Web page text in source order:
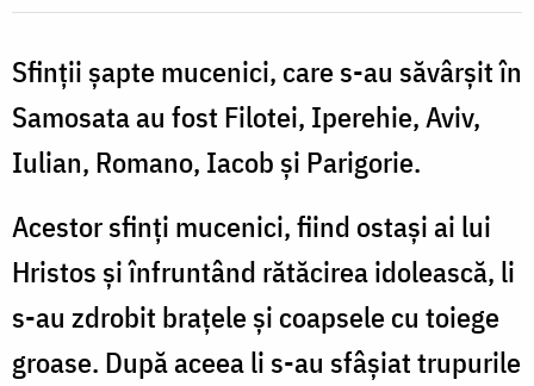
Sfinţii şapte mucenici, care s-au săvârşit în
Samosata au fost Filotei, Iperehie, Aviv,
Iulian, Romano, Iacob şi Parigorie.
Acestor sfinţi mucenici, fiind ostaşi ai lui
Hristos şi înfruntând rătăcirea idolească, li
s-au zdrobit braţele şi coapsele cu toiege
groase. După aceea li s-au sfâşiat trupurile